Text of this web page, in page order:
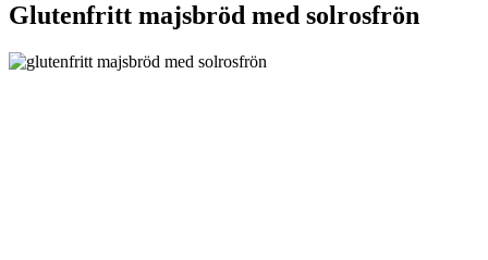
Glutenfritt majsbröd med solrosfrön